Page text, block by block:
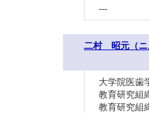
---
二村 昭元（ニ
大学院医歯
教育研究組
教育研究組